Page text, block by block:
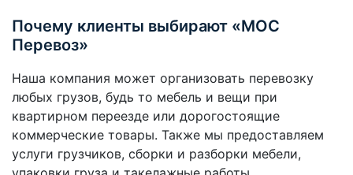
Почему клиенты выбирают «МОС
Перевоз»
Наша компания может организовать перевозку
любых грузов, будь то мебель и вещи при
квартирном переезде или дорогостоящие
коммерческие товары. Также мы предоставляем
услуги грузчиков, сборки и разборки мебели,